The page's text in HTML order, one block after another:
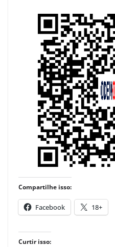
Compartilhe isso:
Facebook 18+
Curtir isso: